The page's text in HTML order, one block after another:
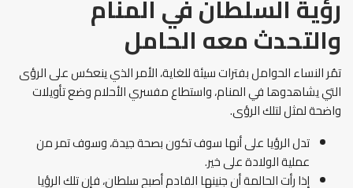
رؤية السلطان في المنام
والتحدث معه الحامل
تمُر النساء الحوامل بفترات سيئة للغاية، الأمر الذي ينعكس على الرؤى
التي يشاهدوها في المنام، واستطاع مفسري الأحلام وضع تأويلات
واضحة لمثل لتلك الرؤى.
تدل الرؤيا على أنها سوف تكون بصحة جيدة، وسوف تمر من
عملية الولادة على خير.
إذا رأت الحالمة أن جنينها القادم أصبح سلطان، فإن تلك الرؤيا